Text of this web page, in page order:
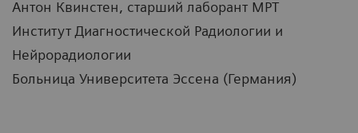
Антон Квинстен, старший лаборант МРТ
Институт Диагностической Радиологии и
Нейрорадиологии
Больница Университета Эссена (Германия)